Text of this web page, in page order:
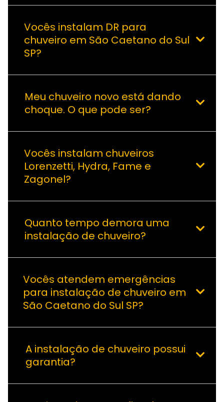
Vocês instalam DR para
chuveiro em São Caetano do Sul
SP?
Meu chuveiro novo está dando
choque. O que pode ser?
Vocês instalam chuveiros
Lorenzetti, Hydra, Fame e
Zagonel?
Quanto tempo demora uma
instalação de chuveiro?
Vocês atendem emergências
para instalação de chuveiro em
São Caetano do Sul SP?
A instalação de chuveiro possui
garantia?